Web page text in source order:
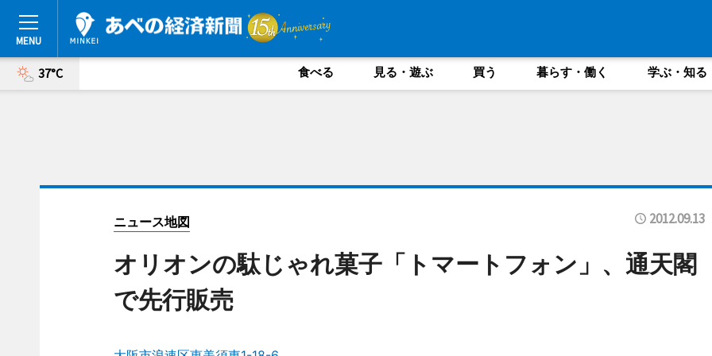
37°C 食べる 見る・遊ぶ 買う 暮らす・働く 学ぶ・知る
ニュース地図 2012.09.13
オリオンの駄じゃれ菓子「トマートフォン」、通天閣
で先行販売